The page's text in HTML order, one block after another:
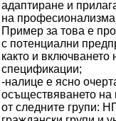
адаптиране и
на
Пример за това е
с потенциални
както и включването
спецификации;
-налице е ясно
осъществяването на
от следните групи: